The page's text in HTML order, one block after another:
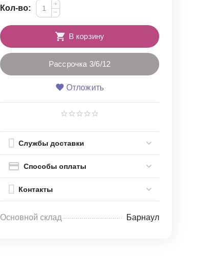
Кол-во:
+
−
В корзину
Рассрочка 3/6/12
Отложить
Службы доставки
Способы оплаты
Контакты
Основной склад Барнаул